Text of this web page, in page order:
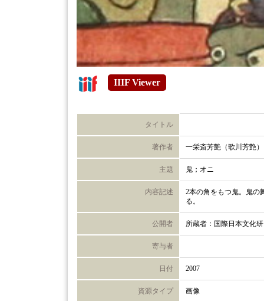
IIIF Viewer
タイトル
著作者 一栄斎芳艶（歌川芳艶）
主題 鬼；オニ
内容記述
2本の角をもつ鬼。鬼の
る。
公開者 所蔵者：国際日本文化
寄与者
日付 2007
資源タイプ 画像